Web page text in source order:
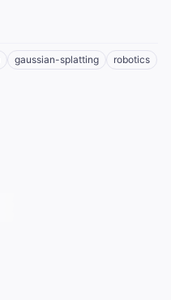
gaussian-splatting
robotics